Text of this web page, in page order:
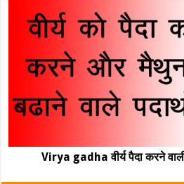
Virya gadha वीर्य पैदा करने